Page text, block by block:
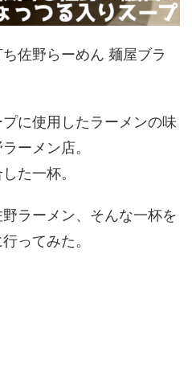
佐野らーめん 麺屋ブラ
に使用したラーメンの味
ーメン店。
た一杯。
ラーメン、そんな一杯を
ってみた。